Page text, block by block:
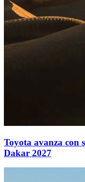
Toyota avanza con
Dakar 2027